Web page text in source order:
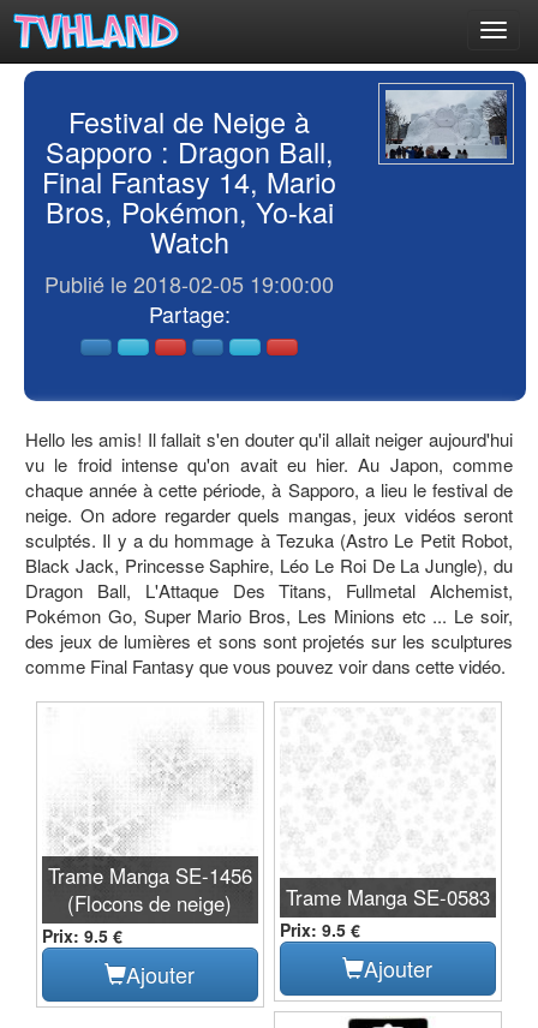
Festival de Neige à
Sapporo : Dragon Ball,
Final Fantasy 14, Mario
Bros, Pokémon, Yo-kai
Watch
Publié le 2018-02-05 19:00:00
Partage:
Hello les amis! Il fallait s'en douter qu'il allait neiger aujourd'hui
vu le froid intense qu'on avait eu hier. Au Japon, comme
chaque année à cette période, à Sapporo, a lieu le festival de
neige. On adore regarder quels mangas, jeux vidéos seront
sculptés. Il y a du hommage à Tezuka (Astro Le Petit Robot,
Black Jack, Princesse Saphire, Léo Le Roi De La Jungle), du
Dragon Ball, L'Attaque Des Titans, Fullmetal Alchemist,
Pokémon Go, Super Mario Bros, Les Minions etc ... Le soir,
des jeux de lumières et sons sont projetés sur les sculptures
comme Final Fantasy que vous pouvez voir dans cette vidéo.
Trame Manga SE-1456
(Flocons de neige)
Prix: 9.5 €
Ajouter
Trame Manga SE-0583
Prix: 9.5 €
Ajouter